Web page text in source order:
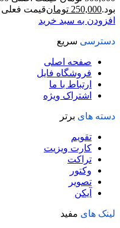
بود.250,000 تومانقیمت فعلی 250,000 تومان است.
افزودن به سبد خرید
دسترسی سریع
صفحه اصلی
فروشگاه فایل
ارتباط با ما
اشتراک ویژه
دسته های برتر
تقویم
کارت ویزیت
تراکت
وکتور
تصویر
آیکن
لینک های مفید